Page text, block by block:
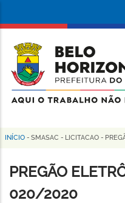
conteúdo
principal
da
Prefeitura
de
Horizonte
Trilha
de
navegação
INÍCIO - SMASAC - LICITACAO -
PREGÃO
020/2020